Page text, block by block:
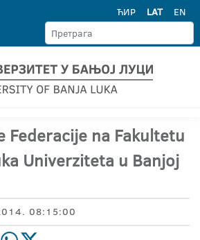
ЋИР LAT EN
Federacije na Fakultetu
Univerziteta u Banjoj
08:15:00